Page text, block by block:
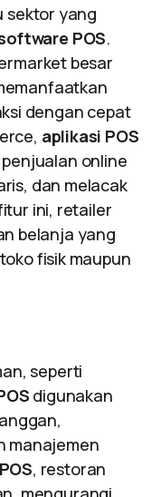
sektor yang
POS.
besar
dengan cepat
aplikasi POS
online
dan melacak
ini, retailer
belanja yang
fisik maupun
seperti
digunakan
manajemen
POS, restoran